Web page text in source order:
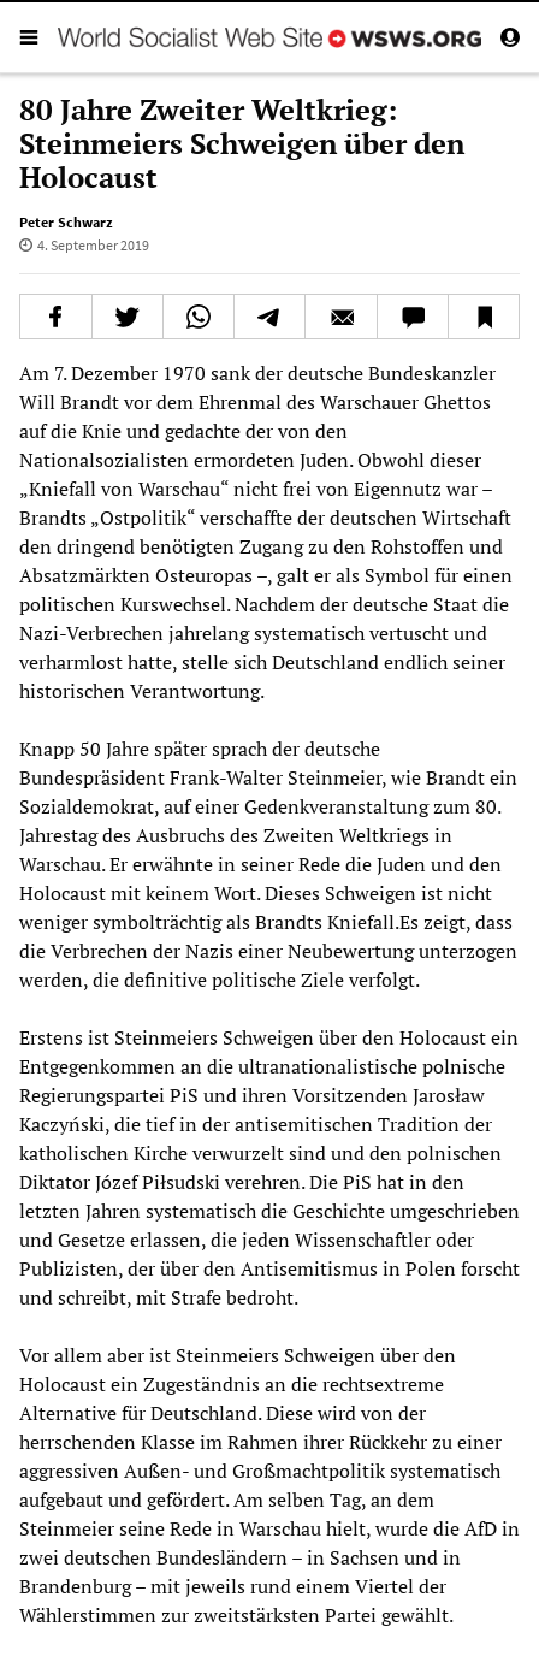
80 Jahre Zweiter Weltkrieg:
Steinmeiers Schweigen über den
Holocaust
Peter Schwarz
4. September 2019
Am 7. Dezember 1970 sank der deutsche Bundeskanzler
Will Brandt vor dem Ehrenmal des Warschauer Ghettos
auf die Knie und gedachte der von den
Nationalsozialisten ermordeten Juden. Obwohl dieser
„Kniefall von Warschau“ nicht frei von Eigennutz war –
Brandts „Ostpolitik“ verschaffte der deutschen Wirtschaft
den dringend benötigten Zugang zu den Rohstoffen und
Absatzmärkten Osteuropas –, galt er als Symbol für einen
politischen Kurswechsel. Nachdem der deutsche Staat die
Nazi-Verbrechen jahrelang systematisch vertuscht und
verharmlost hatte, stelle sich Deutschland endlich seiner
historischen Verantwortung.
Knapp 50 Jahre später sprach der deutsche
Bundespräsident Frank-Walter Steinmeier, wie Brandt ein
Sozialdemokrat, auf einer Gedenkveranstaltung zum 80.
Jahrestag des Ausbruchs des Zweiten Weltkriegs in
Warschau. Er erwähnte in seiner Rede die Juden und den
Holocaust mit keinem Wort. Dieses Schweigen ist nicht
weniger symbolträchtig als Brandts Kniefall.Es zeigt, dass
die Verbrechen der Nazis einer Neubewertung unterzogen
werden, die definitive politische Ziele verfolgt.
Erstens ist Steinmeiers Schweigen über den Holocaust ein
Entgegenkommen an die ultranationalistische polnische
Regierungspartei PiS und ihren Vorsitzenden Jarosław
Kaczyński, die tief in der antisemitischen Tradition der
katholischen Kirche verwurzelt sind und den polnischen
Diktator Józef Piłsudski verehren. Die PiS hat in den
letzten Jahren systematisch die Geschichte umgeschrieben
und Gesetze erlassen, die jeden Wissenschaftler oder
Publizisten, der über den Antisemitismus in Polen forscht
und schreibt, mit Strafe bedroht.
Vor allem aber ist Steinmeiers Schweigen über den
Holocaust ein Zugeständnis an die rechtsextreme
Alternative für Deutschland. Diese wird von der
herrschenden Klasse im Rahmen ihrer Rückkehr zu einer
aggressiven Außen- und Großmachtpolitik systematisch
aufgebaut und gefördert. Am selben Tag, an dem
Steinmeier seine Rede in Warschau hielt, wurde die AfD in
zwei deutschen Bundesländern – in Sachsen und in
Brandenburg – mit jeweils rund einem Viertel der
Wählerstimmen zur zweitstärksten Partei gewählt.